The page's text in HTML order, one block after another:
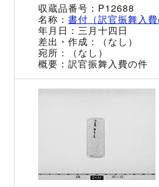
P12688
書付（訳官振舞入費
三月十四日
（なし）
（なし）
訳官振舞入費の件